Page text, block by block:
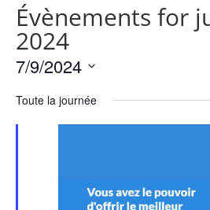
Évènements for
2024
7/9/2024
une
date.
Toute la journée